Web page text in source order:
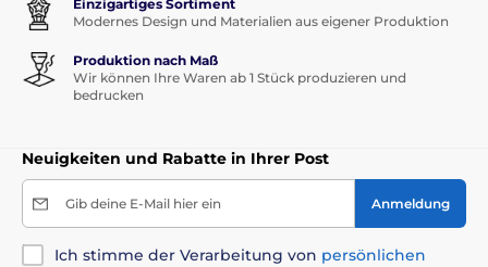
Einzigartiges Sortiment
Modernes Design und Materialien aus eigener Produktion
Produktion nach Maß
Wir können Ihre Waren ab 1 Stück produzieren und
bedrucken
Neuigkeiten und Rabatte in Ihrer Post
Gib deine E-Mail hier ein Anmeldung
Ich stimme der Verarbeitung von persönlichen